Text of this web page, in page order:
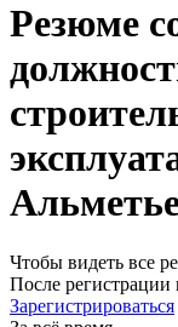
Резюме
Чтобы видеть все
После
Зарегистрироваться